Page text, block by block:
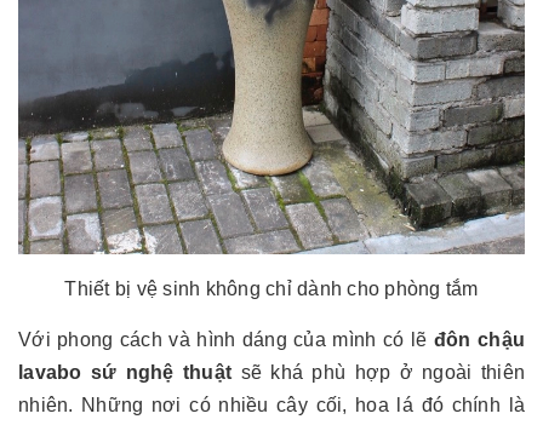
Thiết bị vệ sinh không chỉ dành cho phòng tắm
Với phong cách và hình dáng của mình có lẽ đôn chậu
lavabo sứ nghệ thuật sẽ khá phù hợp ở ngoài thiên
nhiên. Những nơi có nhiều cây cối, hoa lá đó chính là